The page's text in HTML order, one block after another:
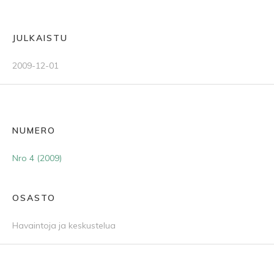
JULKAISTU
2009-12-01
NUMERO
Nro 4 (2009)
OSASTO
Havaintoja ja keskustelua